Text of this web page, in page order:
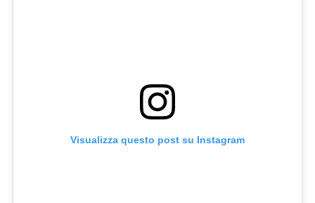
Visualizza questo post su Instagram